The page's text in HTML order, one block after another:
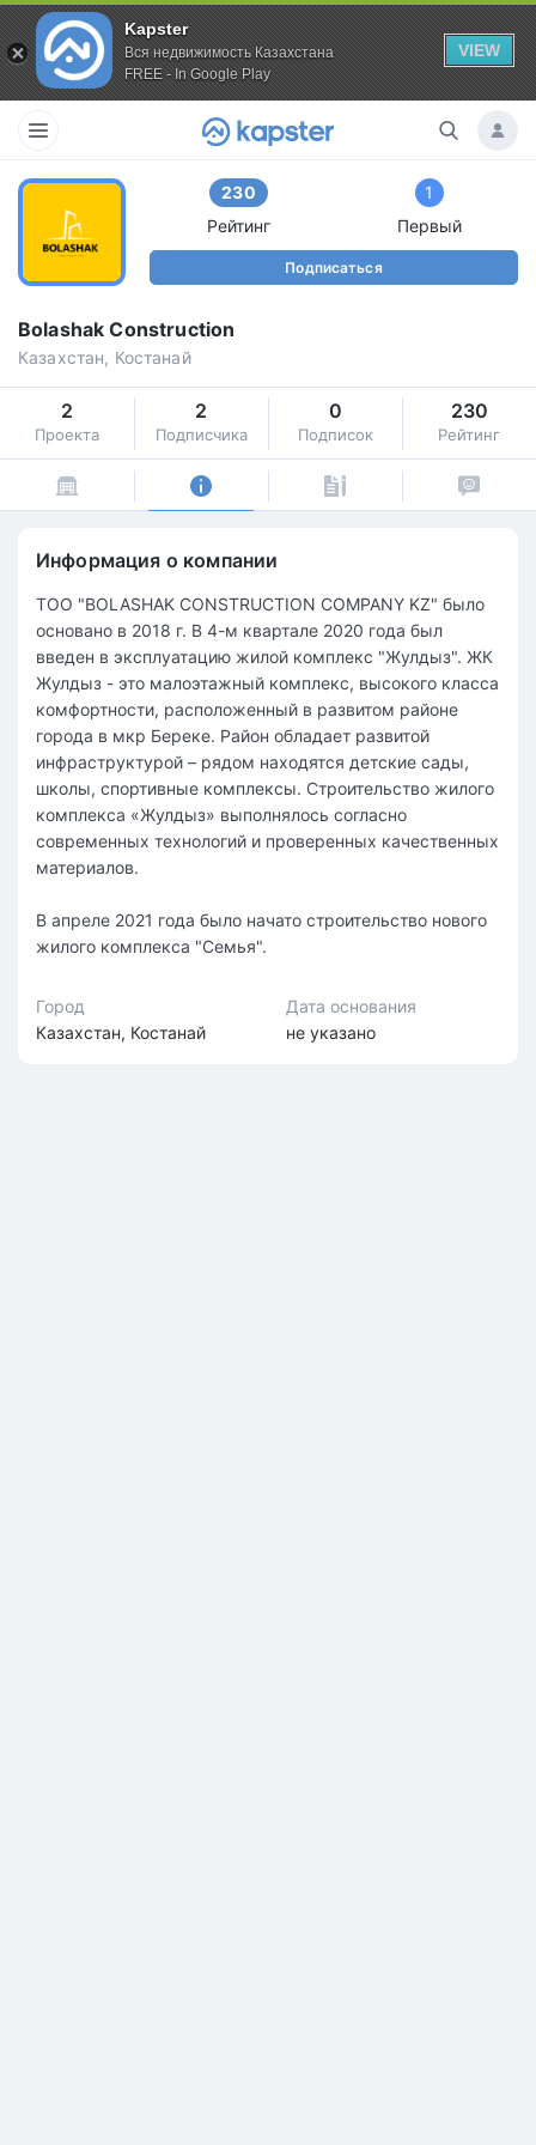
Kapster
Вся недвижимость Казахстана
FREE - In Google Play
VIEW
230
Рейтинг
1
Первый
Подписаться
Bolashak Construction
Казахстан, Костанай
2
Проекта
2
Подписчика
0
Подписок
230
Рейтинг
Информация о компании
ТОО "BOLASHAK CONSTRUCTION COMPANY KZ" было
основано в 2018 г. В 4-м квартале 2020 года был
введен в эксплуатацию жилой комплекс "Жулдыз". ЖК
Жулдыз - это малоэтажный комплекс, высокого класса
комфортности, расположенный в развитом районе
города в мкр Береке. Район обладает развитой
инфраструктурой – рядом находятся детские сады,
школы, спортивные комплексы. Строительство жилого
комплекса «Жулдыз» выполнялось согласно
современных технологий и проверенных качественных
материалов.
В апреле 2021 года было начато строительство нового
жилого комплекса "Семья".
Город
Казахстан, Костанай
Дата основания
не указано